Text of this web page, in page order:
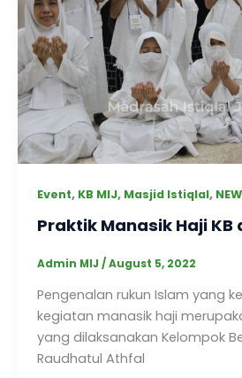
Event, KB MIJ, Masjid Istiqlal,
Praktik Manasik Haji KB
Admin MIJ /August 5, 2022
Pengenalan rukun Islam yang
kegiatan manasik haji
yang dilaksanakan Kelompok
Raudhatul Athfal